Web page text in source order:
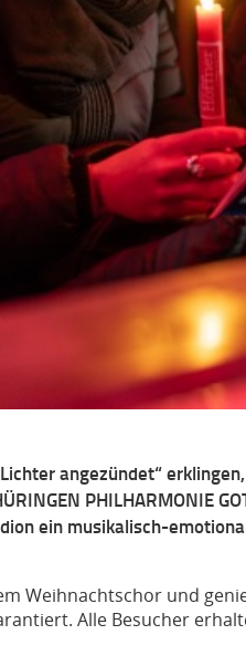
angezündet“
PHILHARMONIE
ein musikalisch-
Weihnachtschor und
Alle Besucher